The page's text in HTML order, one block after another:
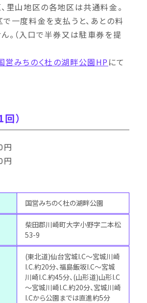
里山地区の各地区は共通料金。
一度料金を支払うと、あとの料
。（入口で半券又は駐車券を提
営みちのく杜の湖畔公園HP にて
）
国営みちのく杜の湖畔公園
柴田郡川崎町大字小野字二本松
53-9
(東北道)仙台宮城I.C～宮城川崎
I.C.約20分、福島飯坂I.C～宮城
川崎I.C.約45分、(山形道)山形I.C
～宮城川崎I.C.約20分、宮城川崎
I.Cから公園までは直進約5分